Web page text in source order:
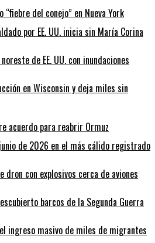
del conejo” en Nueva York
por EE. UU. inicia sin María Corina
de EE. UU. con inundaciones
en Wisconsin y deja miles sin
acuerdo para reabrir Ormuz
de 2026 en el más cálido registrado
con explosivos cerca de aviones
barcos de la Segunda Guerra
ingreso masivo de miles de migrantes